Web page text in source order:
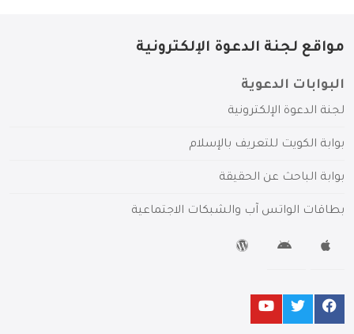
مواقع لجنة الدعوة الإلكترونية
البوابات الدعوية
لجنة الدعوة الإلكترونية
بوابة الكويت للتعريف بالإسلام
بوابة الباحث عن الحقيقة
بطاقات الواتس آب والشبكات الاجتماعية